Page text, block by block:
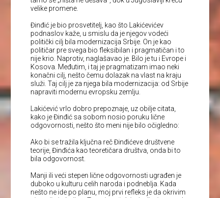
velike promene.
Đinđić je bio prosvetitelj, kao što Lakićevićev
podnaslov kaže, u smislu da je njegov vodeći
politički cilj bila modernizacija Srbije. On je kao
političar pre svega bio fleksibilan i pragmatičan i to
nije krio. Naprotiv, naglašavao je. Bilo je tu i Evrope i
Kosova. Međutim, i taj je pragmatizam imao neki
konačni cilj, nešto čemu dolazak na vlast na kraju
služi. Taj cilj je za njega bila modernizacija: od Srbije
napraviti modernu evropsku zemlju.
Lakićević vrlo dobro prepoznaje, uz obilje citata,
kako je Đinđić sa sobom nosio poruku lične
odgovornosti, nešto što meni nije bilo očigledno:
Ako bi se tražila ključna reč Đinđićeve društvene
teorije, Đinđića kao teoretičara društva, onda bi to
bila odgovornost.
Manji ili veći stepen lične odgovornosti ugrađen je
duboko u kulturu celih naroda i podneblja. Kada
nešto ne ide po planu, moj prvi refleks je da okrivim